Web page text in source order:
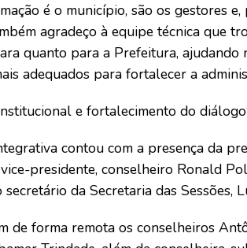
é o município, são os gestores
agradeço à equipe técnica que
quanto para a Prefeitura,
adequados para fortalecer a
e fortalecimento do
contou com a presença da
presidente, conselheiro Ronald
secretário da Secretaria das Sessões,
de forma remota os conselheiros